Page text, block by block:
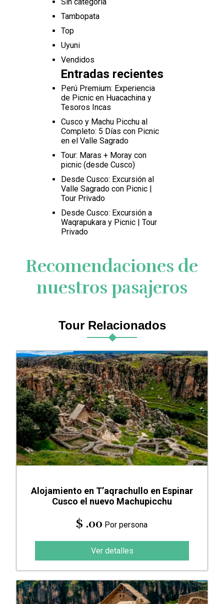
Tambopata
Top
Uyuni
Vendidos
Entradas recientes
Perú Premium: Experiencia
de Picnic en Huacachina y
Tesoros Incas
Cusco y Machu Picchu al
Completo: 5 Días con Picnic
en el Valle Sagrado
Tour: Maras + Moray con
picnic (desde Cusco)
Desde Cusco: Excursión al
Valle Sagrado con Picnic |
Tour Privado
Desde Cusco: Excursión a
Waqrapukara y Picnic | Tour
Privado
Recomendaciones de
nuestros pasajeros
Tour Relacionados
Alojamiento en T’aqrachullo en Espinar
Cusco el nuevo Machupicchu
$ .00 Por persona
Ver detalles